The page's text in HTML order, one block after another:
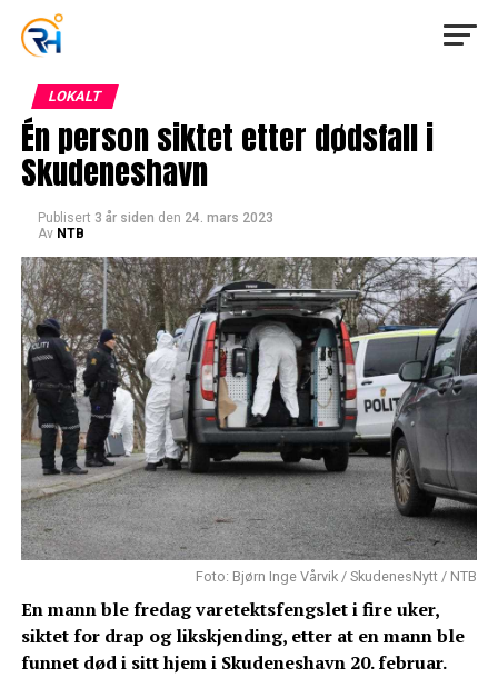
LOKALT
Én person siktet etter dødsfall i
Skudeneshavn
Publisert 3 år siden den 24. mars 2023
Av NTB
Foto: Bjørn Inge Vårvik / SkudenesNytt / NTB
En mann ble fredag varetektsfengslet i fire uker,
siktet for drap og likskjending, etter at en mann ble
funnet død i sitt hjem i Skudeneshavn 20. februar.